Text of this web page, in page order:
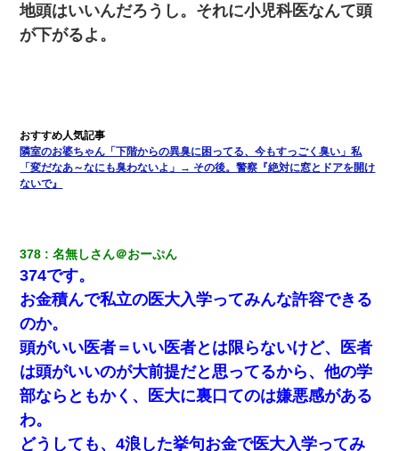
地頭はいいんだろうし。それに小児科医なんて頭
が下がるよ。
隣室のお婆ちゃん「下階からの異臭に困ってる、今もすっごく臭い」私
「変だなあ～なにも臭わないよ」→ その後。警察『絶対に窓とドアを開け
ないで』
378 名無しさん＠おーぷん
374です。
お金積んで私立の医大入学ってみんな許容できる
のか。
頭がいい医者＝いい医者とは限らないけど、医者
は頭がいいのが大前提だと思ってるから、他の学
部ならともかく、医大に裏口てのは嫌悪感がある
わ。
どうしても、4浪した挙句お金で医大入学ってみ